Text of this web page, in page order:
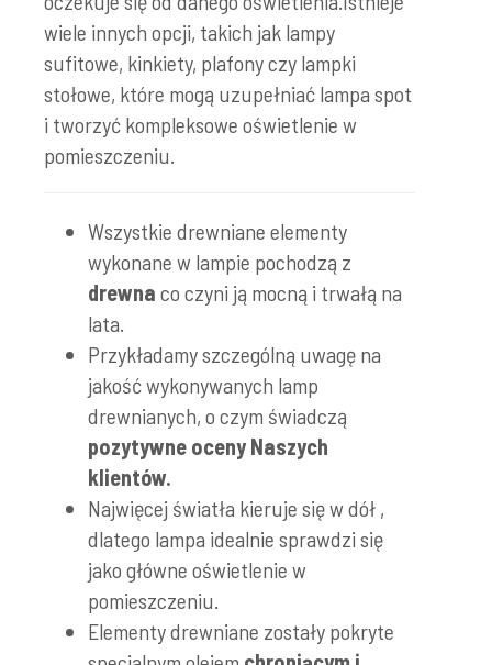
wiele innych opcji, takich jak lampy
sufitowe, kinkiety, plafony czy lampki
stołowe, które mogą uzupełniać lampa spot
i tworzyć kompleksowe oświetlenie w
pomieszczeniu.
Wszystkie drewniane elementy
wykonane w lampie pochodzą z
drewna co czyni ją mocną i trwałą na
lata.
Przykładamy szczególną uwagę na
jakość wykonywanych lamp
drewnianych, o czym świadczą
pozytywne oceny Naszych
klientów.
Najwięcej światła kieruje się w dół ,
dlatego lampa idealnie sprawdzi się
jako główne oświetlenie w
pomieszczeniu.
Elementy drewniane zostały pokryte